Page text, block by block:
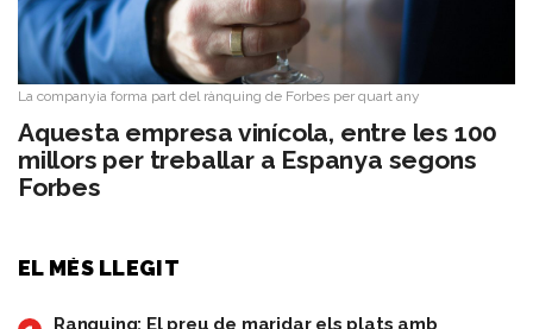
La companyia forma part del rànquing de Forbes per quart any
Aquesta empresa vinícola, entre les 100
millors per treballar a Espanya segons
Forbes
EL MÉS LLEGIT
Ranquing: El preu de maridar els plats amb